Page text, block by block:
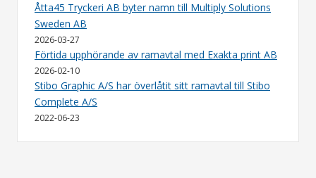
Åtta45 Tryckeri AB byter namn till Multiply Solutions
Sweden AB
2026-03-27
Förtida upphörande av ramavtal med Exakta print AB
2026-02-10
Stibo Graphic A/S har överlåtit sitt ramavtal till Stibo
Complete A/S
2022-06-23